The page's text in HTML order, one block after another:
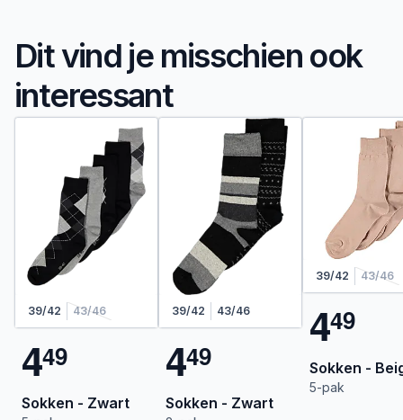
Dit vind je misschien ook
interessant
39/42 43/46
449
Sokken - Zwart
39/42 43/46
449
Sokken - Zwart
39/42 43/46
449
Sokken -
5-pak